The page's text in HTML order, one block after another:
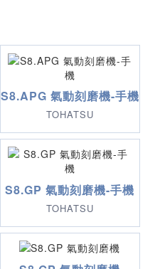
S8.APG 氣動刻磨機-手機
TOHATSU
S8.GP 氣動刻磨機-手機
TOHATSU